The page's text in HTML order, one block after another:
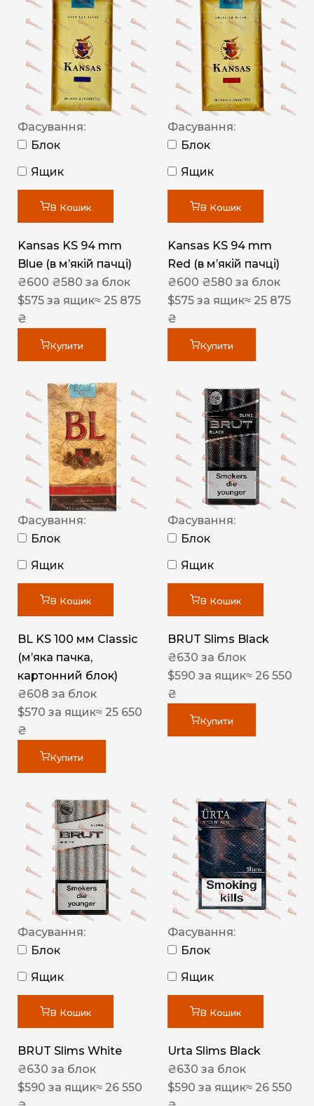
Фасування:
Блок
Ящик
В Кошик
Kansas KS 94 mm
Blue (в мʼякій пачці)
₴600 ₴580 за блок
$575 за ящик≈ 25 875
₴
Купити
Фасування:
Блок
Ящик
В Кошик
Kansas KS 94 mm
Red (в мʼякій пачці)
₴600 ₴580 за блок
$575 за ящик≈ 25 875
₴
Купити
Фасування:
Блок
Ящик
В Кошик
BL KS 100 мм Classic
(м’яка пачка,
картонний блок)
₴608 за блок
$570 за ящик≈ 25 650
₴
Купити
Фасування:
Блок
Ящик
В Кошик
BRUT Slims Black
₴630 за блок
$590 за ящик≈ 26 550
₴
Купити
Фасування:
Блок
Ящик
В Кошик
BRUT Slims White
₴630 за блок
$590 за ящик≈ 26 550
Фасування:
Блок
Ящик
В Кошик
Urta Slims Black
₴630 за блок
$590 за ящик≈ 26 550